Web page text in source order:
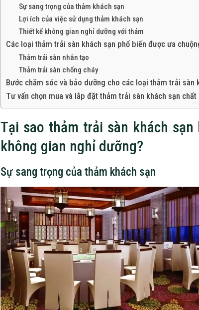
Sự sang trọng của thảm khách sạn
Lợi ích của việc sử dụng thảm khách sạn
Thiết kế không gian nghỉ dưỡng với thảm
Các loại thảm trải sàn khách sạn phổ biến được ưa
Thảm trải sàn nhân tạo
Thảm trải sàn chống cháy
Bước chăm sóc và bảo dưỡng cho các loại thảm trải sàn
Tư vấn chọn mua và lắp đặt thảm trải sàn khách sạn
Tại sao thảm trải sàn khách
không gian nghỉ dưỡng?
Sự sang trọng của thảm khách sạn